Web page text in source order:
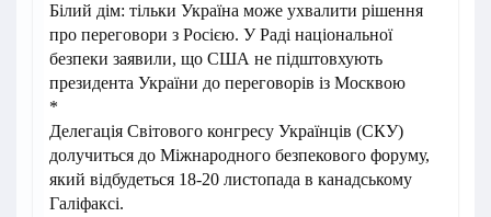
Білий дім: тільки Україна може ухвалити рішення
про переговори з Росією. У Раді національної
безпеки заявили, що США не підштовхують
президента України до переговорів із Москвою
*
Делегація Світового конгресу Українців (СКУ)
долучиться до Міжнародного безпекового форуму,
який відбудеться 18-20 листопада в канадському
Галіфаксі.